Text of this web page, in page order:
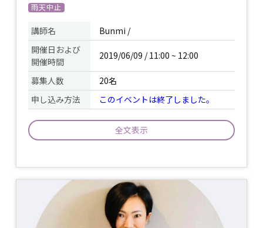
雨天中止
講師名
Bunmi /
開催日および
開催時間
2019/06/09 / 11:00 ~ 12:00
募集人数
20名
申し込み方法
このイベントは終了しました。
全文表示
について
ゆっくりと流れるような動きのヨガクラ
スですので どなた様でもご参加頂けま
す。 一つ一つのポーズにゆっくりと意識
を向けて行き、深い呼吸をする事によっ
てリラックス効果を高めていきます。